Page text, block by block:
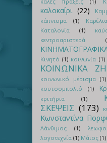
καλοκαίρι (22)
κάπνισμα
(1)
Καρέλια
Καταλονία
(1)
κεντροαριστερά
Κινητό (1) κοινωνία (1)
ΚΟΙΝΩΝΙΚΑ
κοινωνικό μέρισμα (1)
κουτσομπολιό
(1)
κριτήρια (1)
ΣΚΕΨΕΙΣ (173)
Κωνσταντίνα
Λάνθιμος (1)
λογοτεχνία (1) Μάιος (1)